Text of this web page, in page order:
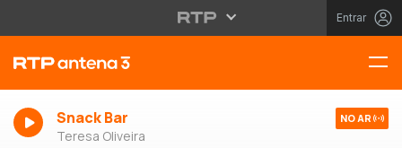
Entrar
Snack Bar
Teresa Oliveira
NO AR